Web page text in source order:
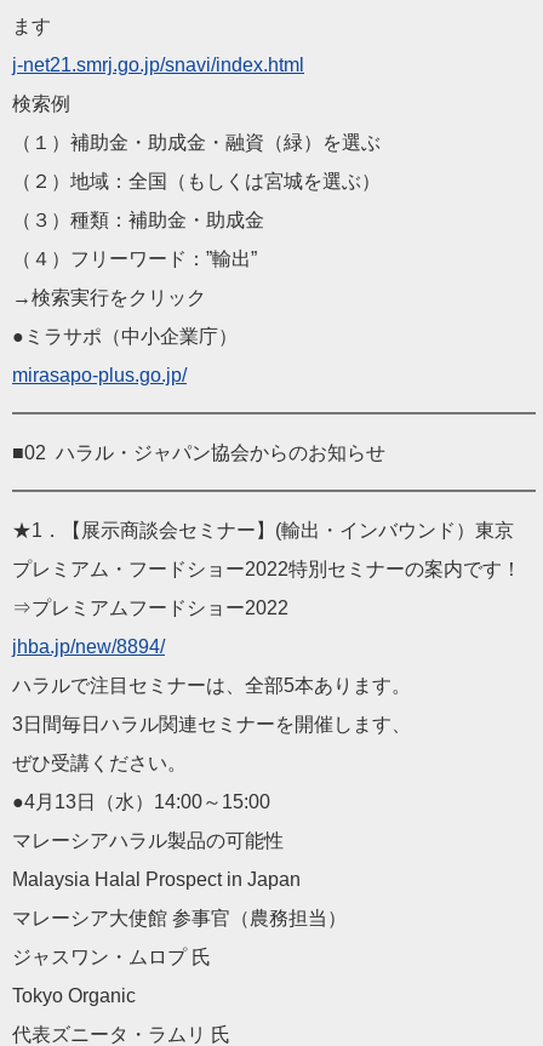
ます
j-net21.smrj.go.jp/snavi/index.html
検索例
（１）補助金・助成金・融資（緑）を選ぶ
（２）地域：全国（もしくは宮城を選ぶ）
（３）種類：補助金・助成金
（４）フリーワード：”輸出”
→検索実行をクリック
●ミラサポ（中小企業庁）
mirasapo-plus.go.jp/
━━━━━━━━━━━━━━━━━━━━━━━━━━━
■02 ハラル・ジャパン協会からのお知らせ
━━━━━━━━━━━━━━━━━━━━━━━━━━━
★1．【展示商談会セミナー】(輸出・インバウンド）東京
プレミアム・フードショー2022特別セミナーの案内です！
⇒プレミアムフードショー2022
jhba.jp/new/8894/
ハラルで注目セミナーは、全部5本あります。
3日間毎日ハラル関連セミナーを開催します、
ぜひ受講ください。
●4月13日（水）14:00～15:00
マレーシアハラル製品の可能性
Malaysia Halal Prospect in Japan
マレーシア大使館 参事官（農務担当）
ジャスワン・ムロプ 氏
Tokyo Organic
代表ズニータ・ラムリ 氏